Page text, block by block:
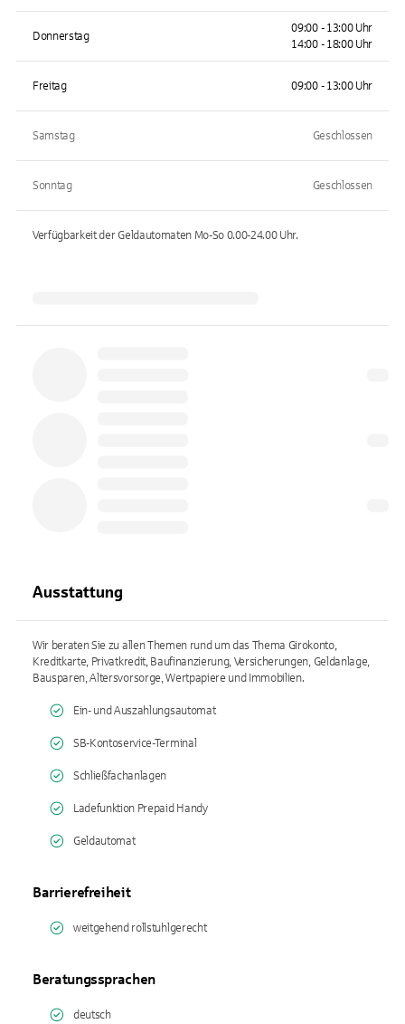
Donnerstag
09:00 - 13:00 Uhr
14:00 - 18:00 Uhr
Freitag 09:00 - 13:00 Uhr
Samstag Geschlossen
Sonntag Geschlossen
Verfügbarkeit der Geldautomaten Mo-So 0.00-24.00Uhr.
Ausstattung
Wir beraten Sie zu allen Themen rund um das Thema Girokonto,
Kreditkarte, Privatkredit, Baufinanzierung, Versicherungen, Geldanlage,
Bausparen, Altersvorsorge, Wertpapiere und Immobilien.
Ein- und Auszahlungsautomat
SB-Kontoservice-Terminal
Schließfachanlagen
Ladefunktion Prepaid Handy
Geldautomat
Barrierefreiheit
weitgehend rollstuhlgerecht
Beratungssprachen
deutsch